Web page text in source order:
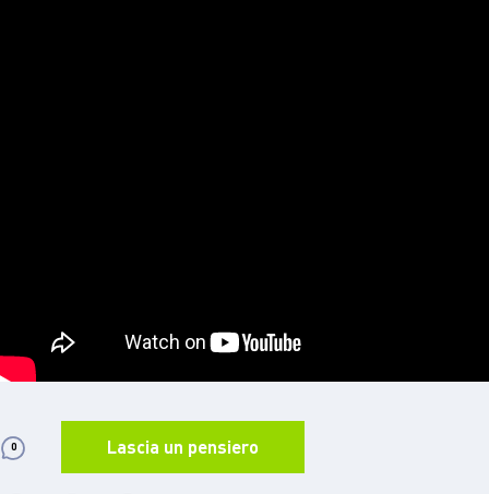
0 Lascia un pensiero